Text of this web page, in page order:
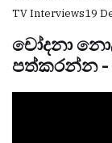
TV Interviews19
චෝදනා
පත්කරන්න -